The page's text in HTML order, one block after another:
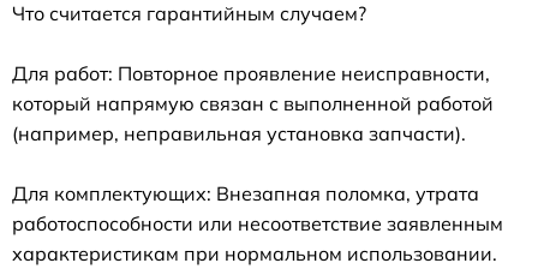
Что считается гарантийным случаем?
Для работ: Повторное проявление неисправности,
который напрямую связан с выполненной работой
(например, неправильная установка запчасти).
Для комплектующих: Внезапная поломка, утрата
работоспособности или несоответствие заявленным
характеристикам при нормальном использовании.